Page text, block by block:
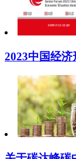
2023中国经济